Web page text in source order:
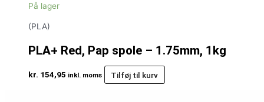
På lager
(PLA)
PLA+ Red, Pap spole – 1.75mm, 1kg
kr. 154,95 inkl. moms Tilføj til kurv